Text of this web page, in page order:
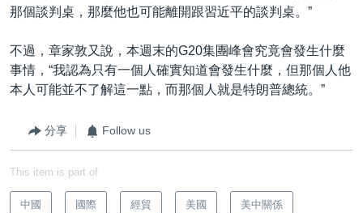
那個談判桌，那麼他也可能離開跟習近平的談判桌。”
不過，章家敦又說，本週末的G20集團峰會究竟會發生什麼
事情，“我認為只有一個人確實知道會發生什麼，但那個人他
本人可能並不了解這一點，而那個人就是特朗普總統。”
分享 Follow us
This item is part of
中國 國際 經貿 美國 美中關係